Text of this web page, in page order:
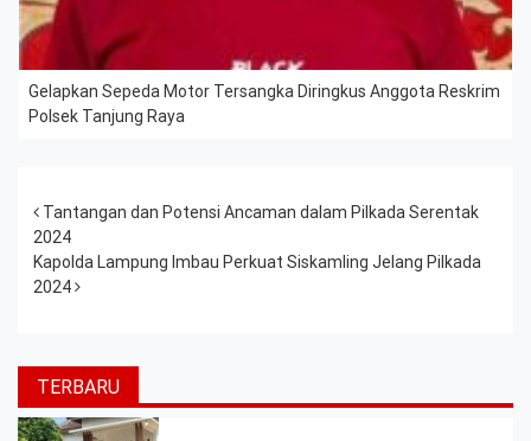
Gelapkan Sepeda Motor Tersangka Diringkus Anggota Reskrim
Polsek Tanjung Raya
Post navigation
Tantangan dan Potensi Ancaman dalam Pilkada Serentak
2024
Kapolda Lampung Imbau Perkuat Siskamling Jelang Pilkada
2024
TERBARU